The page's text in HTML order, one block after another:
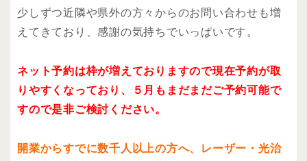
少しずつ近隣や県外の方々からのお問い合わせも増
えてきており、感謝の気持ちでいっぱいです。
ネット予約は枠が増えておりますので現在予約が取
りやすくなっており、５ 月もまだまだご予約可能で
すので是非ご検討ください。
開業からすでに数千人以上の方へ、レーザー・光治